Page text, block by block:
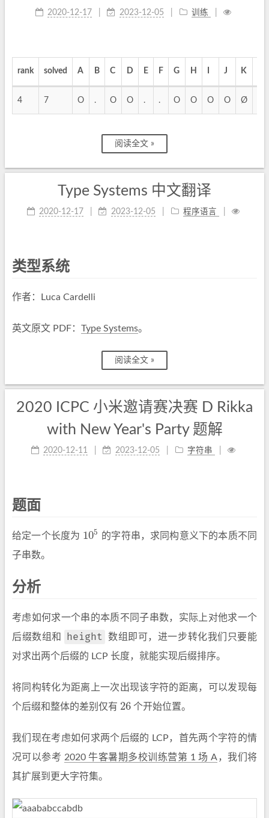
2020-12-17 2023-12-05 训练
rank solved A B C D E F G H J K
4 7 O . O O . . O O O O Ø
阅读全文 »
Type Systems 中文翻译
2020-12-17 2023-12-05 程序语言
类型系统
作者：Luca Cardelli
英文原文 PDF： Type Systems。
阅读全文 »
2020 ICPC 小米邀请赛决赛 D Rikka
with New Year's Party 题解
2020-12-11 2023-12-05 字符串
题面
给定一个长度为 105
105 的字符串，求同构意义下的本质不同
子串数。
分析
考虑如何求一个串的本质不同子串数，实际上对他求一个
后缀数组和
height
数组即可，进一步转化我们只要能
对求出两个后缀的 LCP 长度，就能实现后缀排序。
将同构转化为距离上一次出现该字符的距离，可以发现每
个后缀和整体的差别仅有 26
26个开始位置。
我们现在考虑如何求两个后缀的 LCP，首先两个字符的情
况可以参考 2020 牛客暑期多校训练营第 1 场 A，我们将
其扩展到更大字符集。